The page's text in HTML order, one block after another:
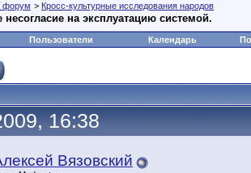
форум > Кросс-культурные исследования народов
несогласие на эксплуатацию системой.
Пользователи Календарь
16:38
Вязовский